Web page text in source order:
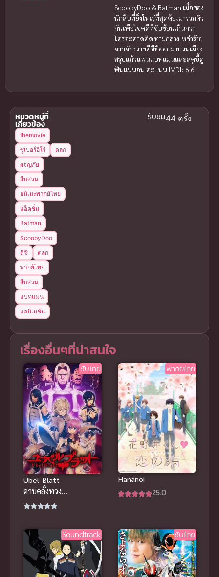
ScoobyDoo & Batman เมื่อสอง
นักสืบที่ยิ่งใหญ่ที่สุดต้องมารวมตัว
กันเพื่อไขคดีที่ซับซ้อนเกินกว่า
ใครจะคาดคิด ท่ามกลางเหล่าร้าย
จากจักรวาลดีซีที่ออกมาป่วนเมือง
สรุปแล้วแฟนแบทแมนและสคูบี้ดู
ฟินแน่นอน คะแนน IMDb 6.6
รับชม44 ครั้ง
หมวดหมู่ที่
เกี่ยวข้อง
themovie
ซูเปอร์ฮีโร่
ตลก
ผจญภัย
สืบสวน
อนิเมะพากย์ไทย
แอ็คชั่น
Batman
ScoobyDoo
ดีซี
ตลก
พากย์ไทย
สืบสวน
แบทแมน
แอนิเมชัน
เรื่องอื่นๆที่น่าสนใจ
ซับไทย
Ubel Blatt
ดาบคลั่งทวง
แค้น
พากย์ไทย
Hananoi
25.0
Soundtrack ซับไทย